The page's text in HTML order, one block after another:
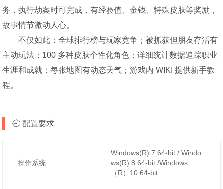
务，执行劫案时可完成，有经验值、金钱、特殊皮肤等奖励，
故事情节激动人心。
不仅如此：全球排行榜与玩家竞争；被抓获但朋友存活有
主动玩法；100 多种皮肤个性化角色；详细统计数据追踪职业
生涯和成就；每张地图有动态天气；游戏内 WIKI 提供新手教
程。
配置要求
操作系统
Windows(R) 7 64-bit / Windo
ws(R) 8 64-bit /Windows
（R）10 64-bit